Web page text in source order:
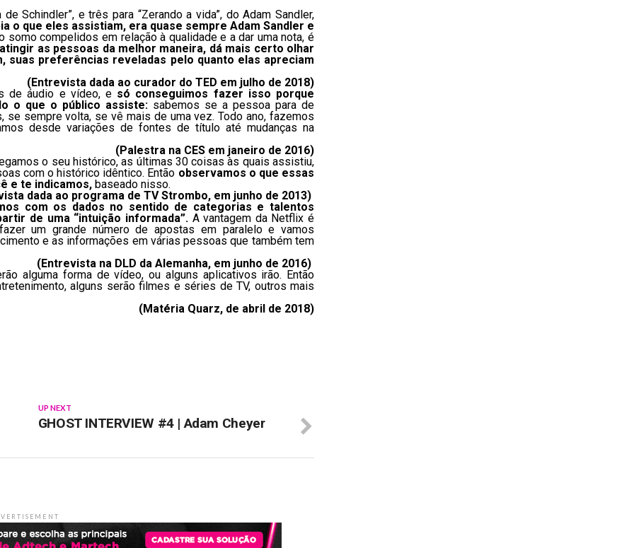
Schindler”, e três para “Zerando a vida”, do Adam Sandler,
o que eles assistiam, era quase sempre Adam Sandler e
somo compelidos em relação à qualidade e a dar uma nota, é
as pessoas da melhor maneira, dá mais certo olhar
suas preferências reveladas pelo quanto elas apreciam
(Entrevista dada ao curador do TED em julho de 2018)
de áudio e vídeo, e só conseguimos fazer isso porque
o que o público assiste: sabemos se a pessoa para de
sempre volta, se vê mais de uma vez. Todo ano, fazemos
desde variações de fontes de título até mudanças na
(Palestra na CES em janeiro de 2016)
o seu histórico, as últimas 30 coisas às quais assistiu,
com o histórico idêntico. Então observamos o que essas
e te indicamos, baseado nisso.
dada ao programa de TV Strombo, em junho de 2013)
com os dados no sentido de categorias e talentos
de uma “intuição informada”.A vantagem da Netflix é
um grande número de apostas em paralelo e vamos
e as informações em várias pessoas que também tem
(Entrevista na DLD da Alemanha, em junho de 2016)
alguma forma de vídeo, ou alguns aplicativos irão. Então
alguns serão filmes e séries de TV, outros mais
(Matéria Quarz, de abril de 2018)
UP NEXT
GHOST INTERVIEW #4 | Adam Cheyer